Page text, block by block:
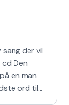
der vil
en man
ord til